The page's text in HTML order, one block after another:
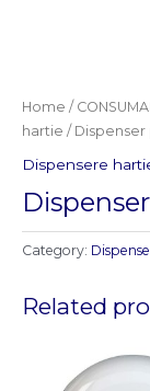
Home /
hartie / Dispenser
Dispensere
Category:
Related